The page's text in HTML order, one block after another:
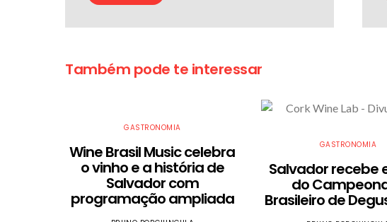
Também pode te interessar
GASTRONOMIA
Wine Brasil Music celebra
o vinho e a história de
Salvador com
programação ampliada
GASTRONOMIA
​Salvador recebe
do
Brasileiro de